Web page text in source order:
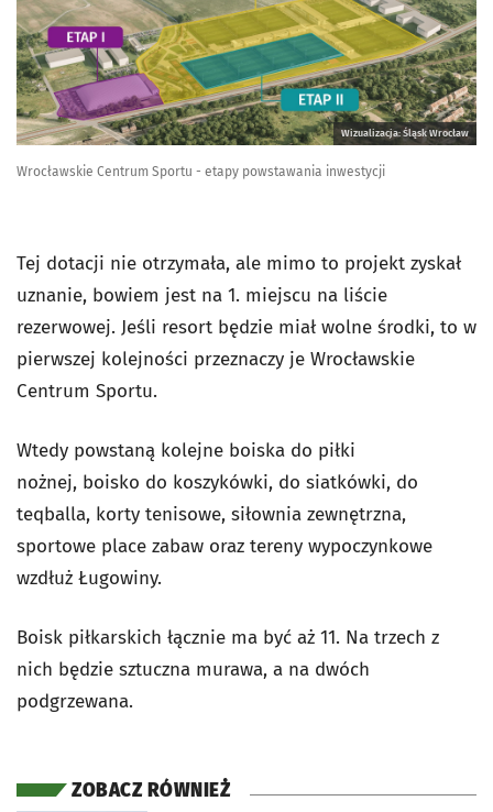
Wizualizacja: Śląsk Wrocław
Wrocławskie Centrum Sportu - etapy powstawania inwestycji
Tej dotacji nie otrzymała, ale mimo to projekt zyskał
uznanie, bowiem jest na 1. miejscu na liście
rezerwowej. Jeśli resort będzie miał wolne środki, to w
pierwszej kolejności przeznaczy je Wrocławskie
Centrum Sportu.
Wtedy powstaną kolejne boiska do piłki
nożnej, boisko do koszykówki, do siatkówki, do
teqballa, korty tenisowe, siłownia zewnętrzna,
sportowe place zabaw oraz tereny wypoczynkowe
wzdłuż Ługowiny.
Boisk piłkarskich łącznie ma być aż 11. Na trzech z
nich będzie sztuczna murawa, a na dwóch
podgrzewana.
ZOBACZ RÓWNIEŻ